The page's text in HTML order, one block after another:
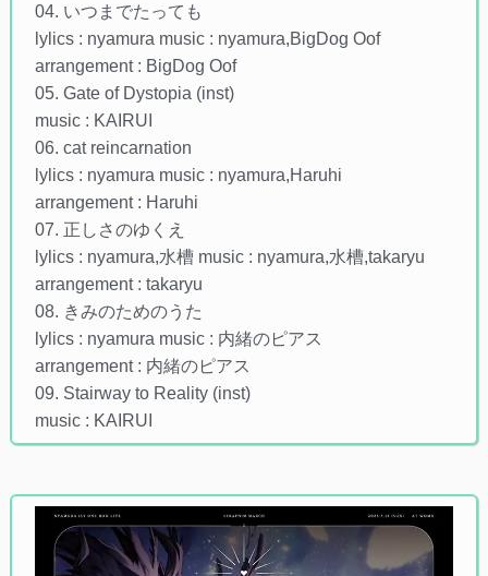
04. いつまでたっても
lylics : nyamura music : nyamura,BigDog Oof
arrangement : BigDog Oof
05. Gate of Dystopia (inst)
music : KAIRUI
06. cat reincarnation
lylics : nyamura music : nyamura,Haruhi
arrangement : Haruhi
07. 正しさのゆくえ
lylics : nyamura,水槽 music : nyamura,水槽,takaryu
arrangement : takaryu
08. きみのためのうた
lylics : nyamura music : 内緒のピアス
arrangement : 内緒のピアス
09. Stairway to Reality (inst)
music : KAIRUI